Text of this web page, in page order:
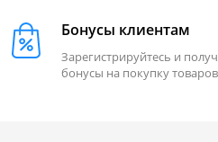
Бонусы клиентам
Зарегистрируйтесь и
бонусы на покупку товаров